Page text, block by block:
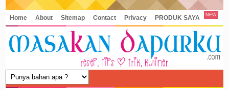
Home About Sitemap Contact Privacy PRODUK SAYA NEW